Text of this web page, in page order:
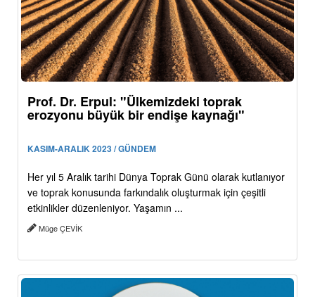
Prof. Dr. Erpul: "Ülkemizdeki toprak
erozyonu büyük bir endişe kaynağı"
KASIM-ARALIK 2023 / GÜNDEM
Her yıl 5 Aralık tarihi Dünya Toprak Günü olarak kutlanıyor
ve toprak konusunda farkındalık oluşturmak için çeşitli
etkinlikler düzenleniyor. Yaşamın ...
Müge ÇEVİK